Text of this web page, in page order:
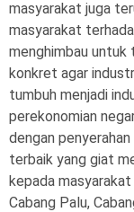
masyarakat juga
masyarakat
menghimbau untuk
konkret agar
tumbuh menjadi
perekonomian
dengan
terbaik yang giat
kepada masyarakat
Cabang Palu,